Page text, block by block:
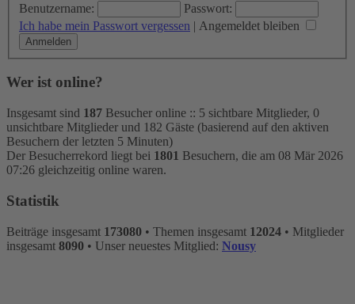
Benutzername:
Passwort:
Ich habe mein Passwort vergessen | Angemeldet bleiben
Wer ist online?
Insgesamt sind 187 Besucher online :: 5 sichtbare Mitglieder, 0
unsichtbare Mitglieder und 182 Gäste (basierend auf den aktiven
Besuchern der letzten 5 Minuten)
Der Besucherrekord liegt bei 1801 Besuchern, die am 08 Mär 2026
07:26 gleichzeitig online waren.
Statistik
Beiträge insgesamt 173080 • Themen insgesamt 12024 • Mitglieder
insgesamt 8090 • Unser neuestes Mitglied: Nousy